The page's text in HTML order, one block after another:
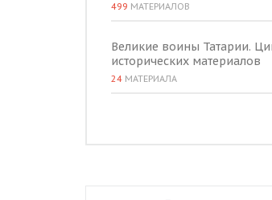
499 МАТЕРИАЛОВ
Великие воины Татарии.
исторических материалов
24 МАТЕРИАЛА